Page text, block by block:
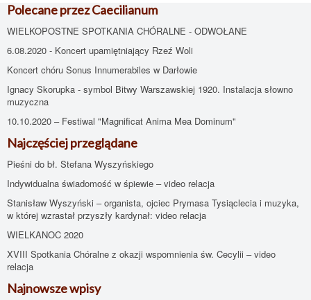
Polecane przez Caecilianum
WIELKOPOSTNE SPOTKANIA CHÓRALNE - ODWOŁANE
6.08.2020 - Koncert upamiętniający Rzeź Woli
Koncert chóru Sonus Innumerabiles w Darłowie
Ignacy Skorupka - symbol Bitwy Warszawskiej 1920. Instalacja słowno
muzyczna
10.10.2020 – Festiwal "Magnificat Anima Mea Dominum"
Najczęściej przeglądane
Pieśni do bł. Stefana Wyszyńskiego
Indywidualna świadomość w śpiewie – video relacja
Stanisław Wyszyński – organista, ojciec Prymasa Tysiąclecia i muzyka,
w której wzrastał przyszły kardynał: video relacja
WIELKANOC 2020
XVIII Spotkania Chóralne z okazji wspomnienia św. Cecylii – video
relacja
Najnowsze wpisy